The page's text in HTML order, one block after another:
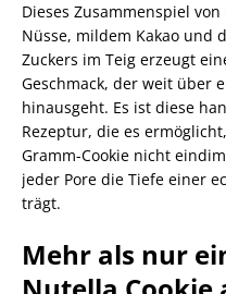
Dieses Zusammenspiel
Nüsse, mildem Kakao und
Zuckers im Teig erzeugt
Geschmack, der weit über
hinausgeht. Es ist diese
Rezeptur, die es
Gramm-Cookie nicht
jeder Pore die Tiefe einer
trägt.
Mehr als nur